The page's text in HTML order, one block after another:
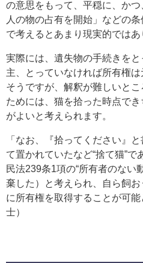
の意思をもって、平穏に、か
人の物の占有を開始」などの
で考えるとあまり現実的ではあ
実際には、遺失物の手続きを
主、とっていなければ所有権
そうですが、解釈が難しいと
ためには、猫を拾った時点で
がよいと考えられます。
「なお、『拾ってください』
て置かれていたなど“捨て猫”で
民法239条1項の“所有者のない
棄した）と考えられ、自ら飼
に所有権を取得することが可
士）